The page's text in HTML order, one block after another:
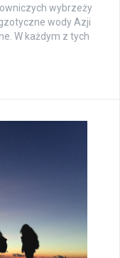
wybrzeży
wody Azji
W każdym z tych